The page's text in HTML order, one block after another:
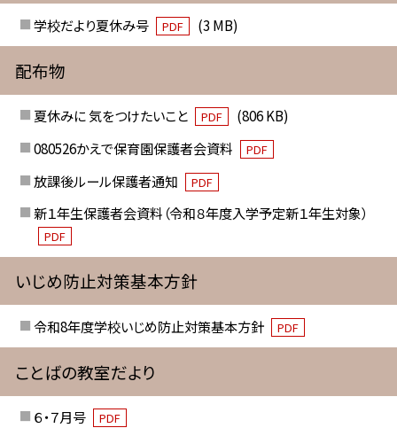
学校だより夏休み号 PDF (3 MB)
配布物
夏休みに 気をつけたいこと PDF
(806 KB)
080526かえで保育園保護者会資料
PDF
放課後ルール保護者通知 PDF
新１年生保護者会資料（令和８年度入学予定新１年生対象）
PDF
いじめ防止対策基本方針
令和8年度学校いじめ防止対策基本方針 PDF
ことばの教室だより
６・７月号 PDF